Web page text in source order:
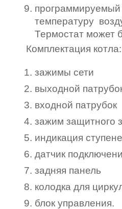
программируемый
температуру
Термостат может
Комплектация котла:
зажимы сети
выходной
входной патрубок
зажим защитного
индикация
датчик
задняя панель
колодка для
блок управления.